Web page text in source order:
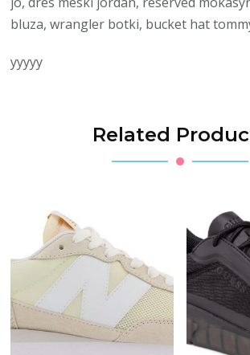
bluza, wrangler botki, bucket hat
yyyyy
Related